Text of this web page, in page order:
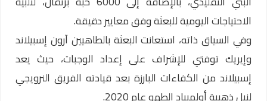
الاحتياجات اليومية للبعثة وفق معايير دقيقة.
وفي السياق ذاته، استعانت البعثة بالطاهيين آرون إسبيلاند
وإيريك توفتي للإشراف على إعداد الوجبات، حيث يعد
إسبيلاند من الكفاءات البارزة بعد قيادته الفريق النرويجي
لنيل ذهبية أولمبياد الطهو عام 2020.